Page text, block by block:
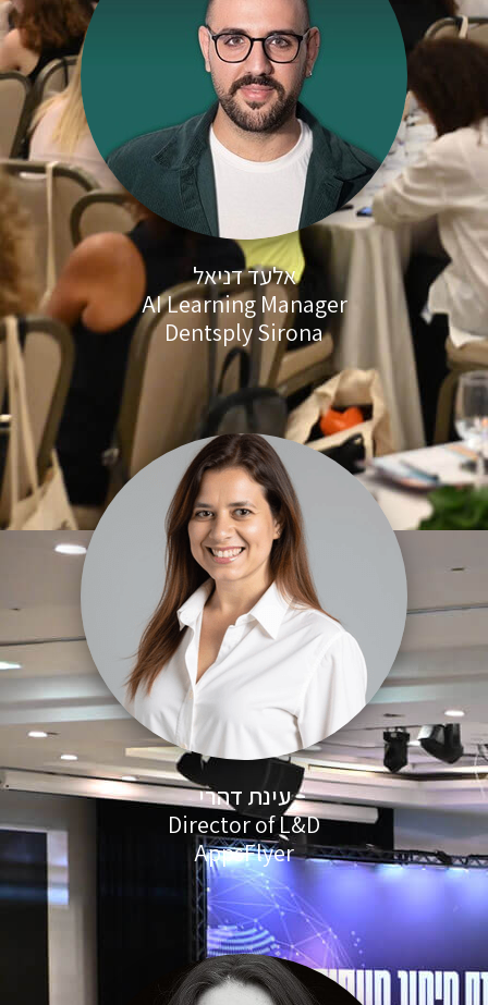
אלעד דניאל
AI Learning Manager
Dentsply Sirona
עינת דהרי
Director of L&D
AppsFlyer